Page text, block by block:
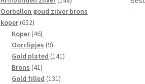
producten
Oorbellen goud zilver brons
koper 652652
producten
Koper 4646
producten
Oorclipjes 99
producten
Gold plated 141141
Brons 4141
producten
Gold filled 131131